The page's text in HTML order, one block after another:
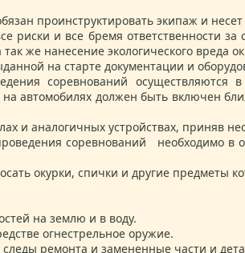
проинструктировать экипаж и
и все бремя ответственности
же нанесение экологического вреда
на старте документации и
соревнований
автомобилях должен быть включен
и аналогичных устройствах, приняв
соревнований необходимо
окурки, спички и другие предметы
на землю и в воду.
огнестрельное оружие.
ремонта и замененные части и